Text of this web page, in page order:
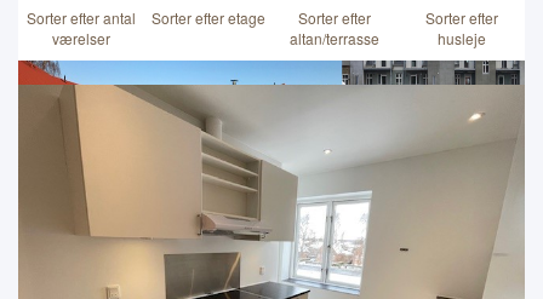
Sorter efter antal
værelser
Sorter efter etage
Sorter efter
altan/terrasse
Sorter efter
husleje